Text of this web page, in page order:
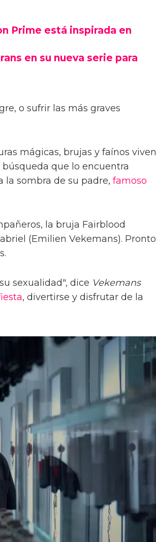
Prime está inspirada en
en su nueva serie para
o sufrir las más graves
mágicas, brujas y faínos viven
que lo encuentra
la sombra de su padre, famoso
la bruja Fairblood
(Emilien Vekemans). Pronto
sexualidad", dice Vekemans
, divertirse y disfrutar de la